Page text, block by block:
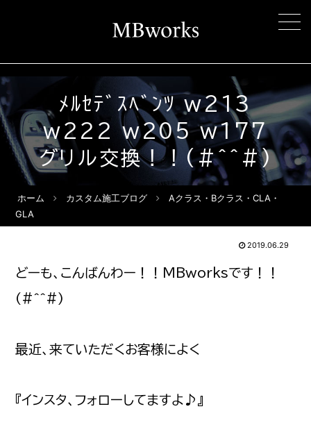
ﾒﾙｾﾃﾞｽﾍﾞﾝﾂ w213
w222 w205 w177
グリル交換！！(#^^#)
ホーム カスタム施工ブログ
Aクラス・Bクラス・CLA・
GLA
2019.06.29
どーも、こんばんわー！！MBworksです！！
(#^^#)
最近、来ていただくお客様によく
『インスタ、フォローしてますよ♪』